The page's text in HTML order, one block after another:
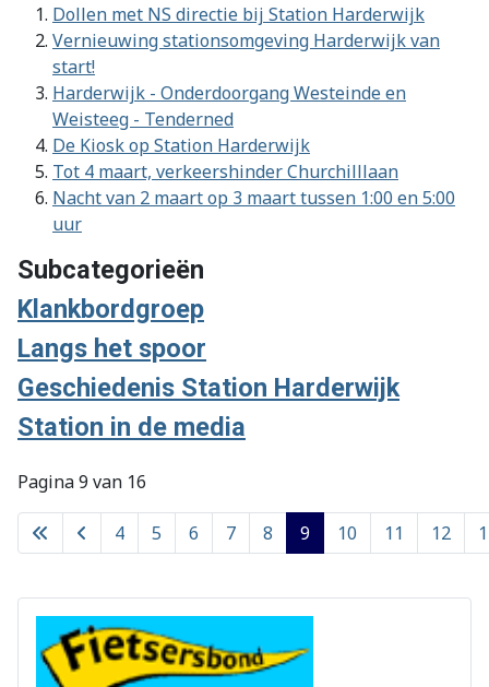
Dollen met NS directie bij Station Harderwijk
Vernieuwing stationsomgeving Harderwijk van
start!
Harderwijk - Onderdoorgang Westeinde en
Weisteeg - Tenderned
De Kiosk op Station Harderwijk
Tot 4 maart, verkeershinder Churchilllaan
Nacht van 2 maart op 3 maart tussen 1:00 en 5:00
uur
Subcategorieën
Klankbordgroep
Langs het spoor
Geschiedenis Station Harderwijk
Station in de media
Pagina 9 van 16
4 5 6 7 8 9 10 11 12